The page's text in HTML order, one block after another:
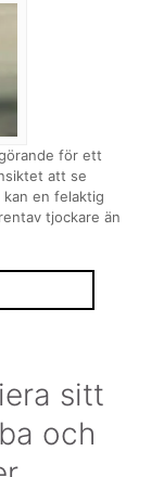
för ett
att se
en felaktig
tjockare än
sitt
och